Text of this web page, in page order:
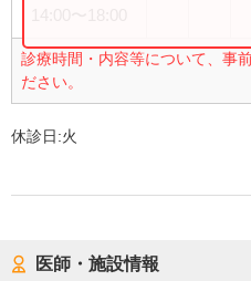
診療時間・内容等について、事
ださい。
休診日:火
医師・施設情報